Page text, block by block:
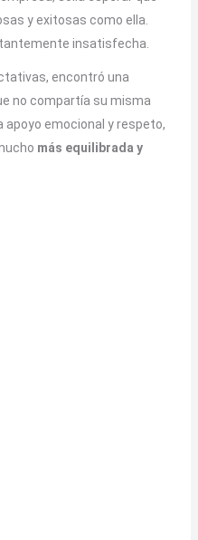
y exitosas como ella.
insatisfecha.
encontró una
no compartía su misma
emocional y respeto,
más equilibrada y